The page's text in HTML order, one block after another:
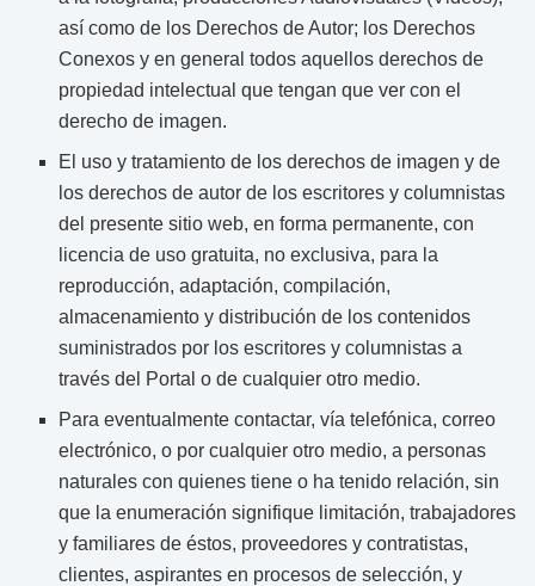
así como de los Derechos de Autor; los Derechos
Conexos y en general todos aquellos derechos de
propiedad intelectual que tengan que ver con el
derecho de imagen.
El uso y tratamiento de los derechos de imagen y de
los derechos de autor de los escritores y columnistas
del presente sitio web, en forma permanente, con
licencia de uso gratuita, no exclusiva, para la
reproducción, adaptación, compilación,
almacenamiento y distribución de los contenidos
suministrados por los escritores y columnistas a
través del Portal o de cualquier otro medio.
Para eventualmente contactar, vía telefónica, correo
electrónico, o por cualquier otro medio, a personas
naturales con quienes tiene o ha tenido relación, sin
que la enumeración signifique limitación, trabajadores
y familiares de éstos, proveedores y contratistas,
clientes, aspirantes en procesos de selección, y